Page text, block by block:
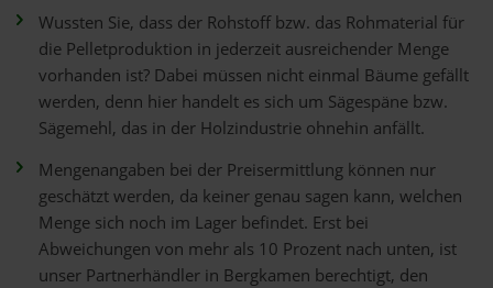
Wussten Sie, dass der Rohstoff bzw. das Rohmaterial für
die Pelletproduktion in jederzeit ausreichender Menge
vorhanden ist? Dabei müssen nicht einmal Bäume gefällt
werden, denn hier handelt es sich um Sägespäne bzw.
Sägemehl, das in der Holzindustrie ohnehin anfällt.
Mengenangaben bei der Preisermittlung können nur
geschätzt werden, da keiner genau sagen kann, welchen
Menge sich noch im Lager befindet. Erst bei
Abweichungen von mehr als 10 Prozent nach unten, ist
unser Partnerhändler in Bergkamen berechtigt, den